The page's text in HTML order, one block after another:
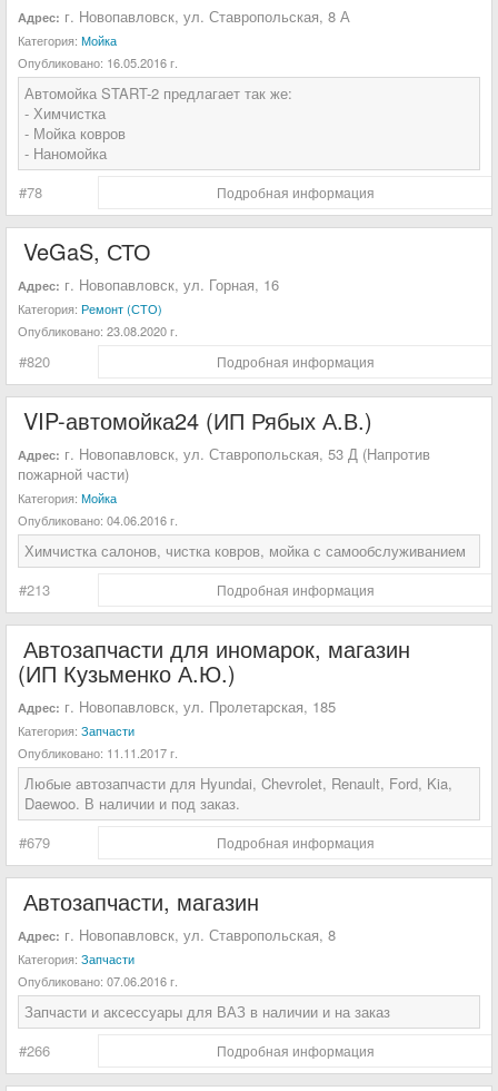
#78
Адрес: г. Новопавловск, ул. Ставропольская, 8 А
Категория: Мойка
Опубликовано: 16.05.2016 г.
Автомойка START-2 предлагает так же:
- Химчистка
- Мойка ковров
- Наномойка
Подробная информация
VeGaS, СТО
#820
Адрес: г. Новопавловск, ул. Горная, 16
Категория: Ремонт (СТО)
Опубликовано: 23.08.2020 г.
Подробная информация
VIP-автомойка24 (ИП Рябых А.В.)
#213
Адрес: г. Новопавловск, ул. Ставропольская, 53 Д (Напротив
пожарной части)
Категория: Мойка
Опубликовано: 04.06.2016 г.
Химчистка салонов, чистка ковров, мойка с самообслуживанием
Подробная информация
Автозапчасти для иномарок, магазин
(ИП Кузьменко А.Ю.)
#679
Адрес: г. Новопавловск, ул. Пролетарская, 185
Категория: Запчасти
Опубликовано: 11.11.2017 г.
Любые автозапчасти для Hyundai, Chevrolet, Renault, Ford, Kia,
Daewoo. В наличии и под заказ.
Подробная информация
Автозапчасти, магазин
#266
Адрес: г. Новопавловск, ул. Ставропольская, 8
Категория: Запчасти
Опубликовано: 07.06.2016 г.
Запчасти и аксессуары для ВАЗ в наличии и на заказ
Подробная информация